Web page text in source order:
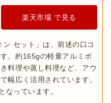
楽天市場 で見る
セット」は、前述の口コ
。約165gの軽量アルミボ
料理や蒸し料理など、アウ
幅広く活用されています。
なっています。